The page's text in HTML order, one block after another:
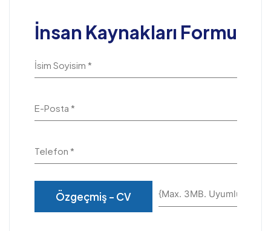
İnsan Kaynakları Formu
İsim Soyisim *
E-Posta *
Telefon *
Özgeçmiş - CV